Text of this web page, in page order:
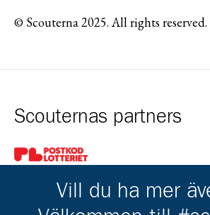
© Scouterna 2025. All rights reserved.
Scouternas partners
Gå till pl_50
Vill du ha mer